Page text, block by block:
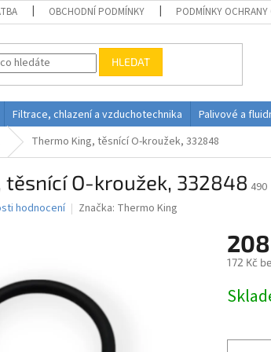
OBCHODNÍ PODMÍNKY PODMÍNKY OCHRANY
HLEDAT
Filtrace, chlazení a vzduchotechnika Palivové a
Thermo King, těsnící O-kroužek, 332848
těsnící O-kroužek, 332848 490
hodnocení Značka: Thermo King
172 Kč
cena: